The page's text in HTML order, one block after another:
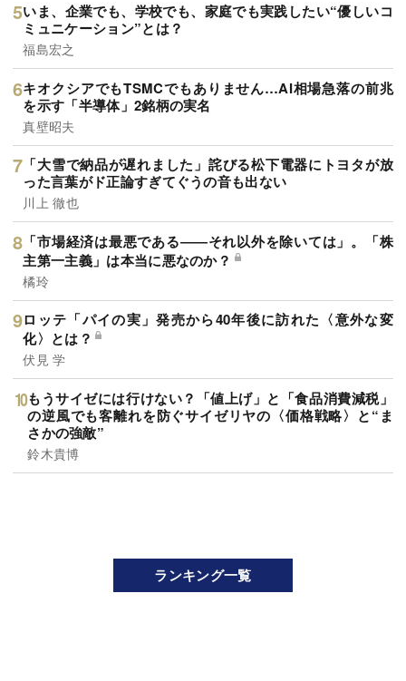
いま、企業でも、学校でも、家庭でも実践したい“優しいコ
ミュニケーション”とは？
福島宏之
キオクシアでもTSMCでもありません…AI相場急落の前兆
を示す「半導体」2銘柄の実名
真壁昭夫
「大雪で納品が遅れました」詫びる松下電器にトヨタが放
った言葉がド正論すぎてぐうの音も出ない
川上 徹也
「市場経済は最悪である――それ以外を除いては」。「株
主第一主義」は本当に悪なのか？
橘玲
ロッテ「パイの実」発売から40年後に訪れた〈意外な変
化〉とは？
伏見 学
もうサイゼには行けない？「値上げ」と「食品消費減税」
の逆風でも客離れを防ぐサイゼリヤの〈価格戦略〉と“ま
さかの強敵”
鈴木貴博
ランキング一覧